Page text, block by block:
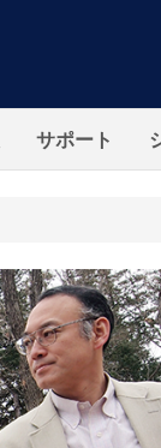
サポート